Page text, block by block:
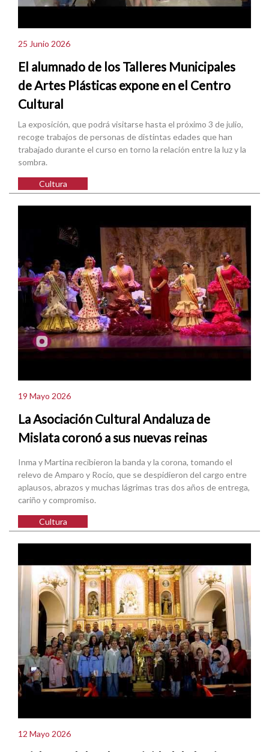
25 Junio 2026
El alumnado de los Talleres Municipales
de Artes Plásticas expone en el Centro
Cultural
La exposición, que podrá visitarse hasta el próximo 3 de julio,
recoge trabajos de personas de distintas edades que han
trabajado durante el curso en torno la relación entre la luz y la
sombra.
Cultura
19 Mayo 2026
La Asociación Cultural Andaluza de
Mislata coronó a sus nuevas reinas
Inma y Martina recibieron la banda y la corona, tomando el
relevo de Amparo y Rocío, que se despidieron del cargo entre
aplausos, abrazos y muchas lágrimas tras dos años de entrega,
cariño y compromiso.
Cultura
12 Mayo 2026